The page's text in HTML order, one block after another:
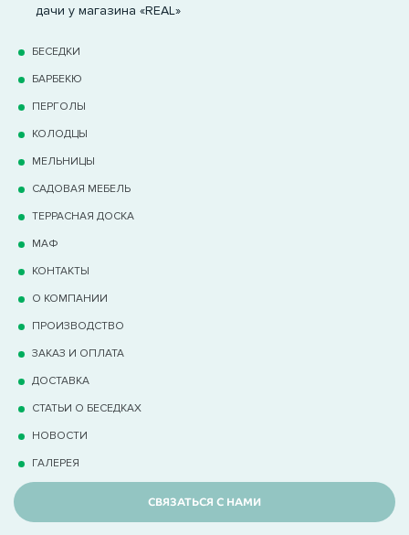
дачи у магазина «REAL»
БЕСЕДКИ
БАРБЕКЮ
ПЕРГОЛЫ
КОЛОДЦЫ
МЕЛЬНИЦЫ
САДОВАЯ МЕБЕЛЬ
ТЕРРАCНАЯ ДОСКА
МАФ
КОНТАКТЫ
О КОМПАНИИ
ПРОИЗВОДСТВО
ЗАКАЗ И ОПЛАТА
ДОСТАВКА
СТАТЬИ О БЕСЕДКАХ
НОВОСТИ
ГАЛЕРЕЯ
СВЯЗАТЬСЯ С НАМИ